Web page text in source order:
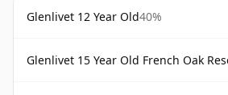
Glenlivet 12 Year Old40%
Glenlivet 15 Year Old French Oak